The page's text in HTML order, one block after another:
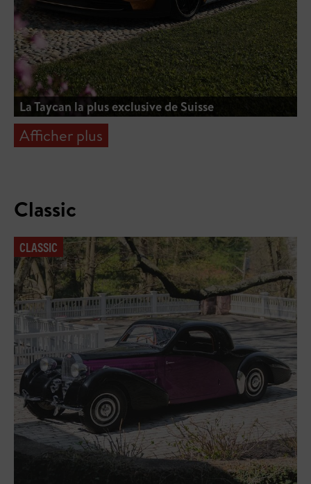
La Taycan la plus exclusive de Suisse
Afficher plus
Classic
CLASSIC